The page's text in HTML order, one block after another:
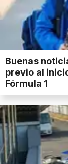
Buenas
previo al
Fórmula 1